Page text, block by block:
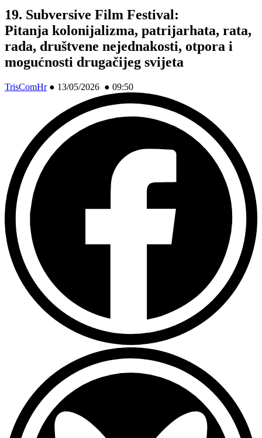
19. Subversive Film Festival:
Pitanja kolonijalizma, patrijarhata, rata,
rada, društvene nejednakosti, otpora i
mogućnosti drugačijeg svijeta
TrisComHr● 13/05/2026 ● 09:50